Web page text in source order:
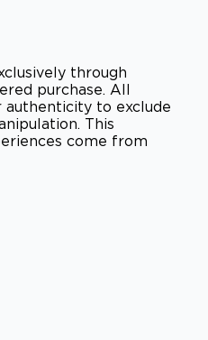
through
purchase. All
authenticity to exclude
This
come from